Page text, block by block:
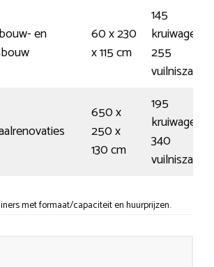
en
60 x 230
x 115 cm
145
kruiwagens
255
650 x
250 x
130 cm
195
kruiwagens
340
met formaat/capaciteit en huurprijzen.